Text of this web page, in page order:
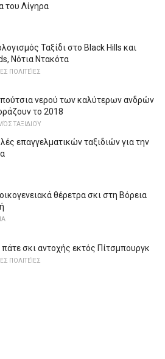
του Λίγηρα
Ταξίδι στο Black Hills και
Νότια Ντακότα
ΠΟΛΙΤΕΊΕΣ
νερού των καλύτερων ανδρών
το 2018
ΤΑΞΙΔΙΟΎ
επαγγελματικών ταξιδιών για την
θέρετρα σκι στη Βόρεια
σκι αντοχής εκτός Πίτσμπουργκ
ΠΟΛΙΤΕΊΕΣ